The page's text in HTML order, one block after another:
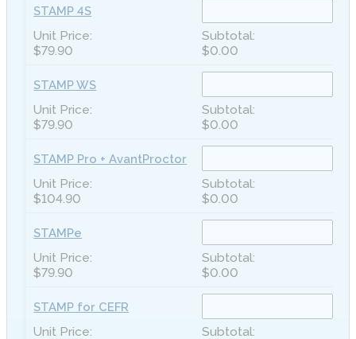
STAMP 4S
$79.90 $0.00
STAMP WS
$79.90 $0.00
STAMP Pro + AvantProctor
$104.90 $0.00
STAMPe
$79.90 $0.00
STAMP for CEFR